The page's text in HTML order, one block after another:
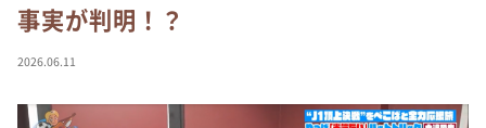
これ余談なんですけど・・・
～人生密着トークバラエティ！～ やすとものいたっ
て真剣です
探偵！ナイトスクープ
事実が判明！？
2026.06.11